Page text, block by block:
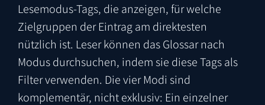
Lesemodus-Tags, die anzeigen, für welche
Zielgruppen der Eintrag am direktesten
nützlich ist. Leser können das Glossar nach
Modus durchsuchen, indem sie diese Tags als
Filter verwenden. Die vier Modi sind
komplementär, nicht exklusiv: Ein einzelner